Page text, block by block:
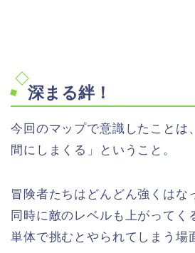
深まる絆！
今回のマップで意識したことは
間にしまくる」ということ。
冒険者たちはどんどん強くはな
同時に敵のレベルも上がってく
単体で挑むとやられてしまう場